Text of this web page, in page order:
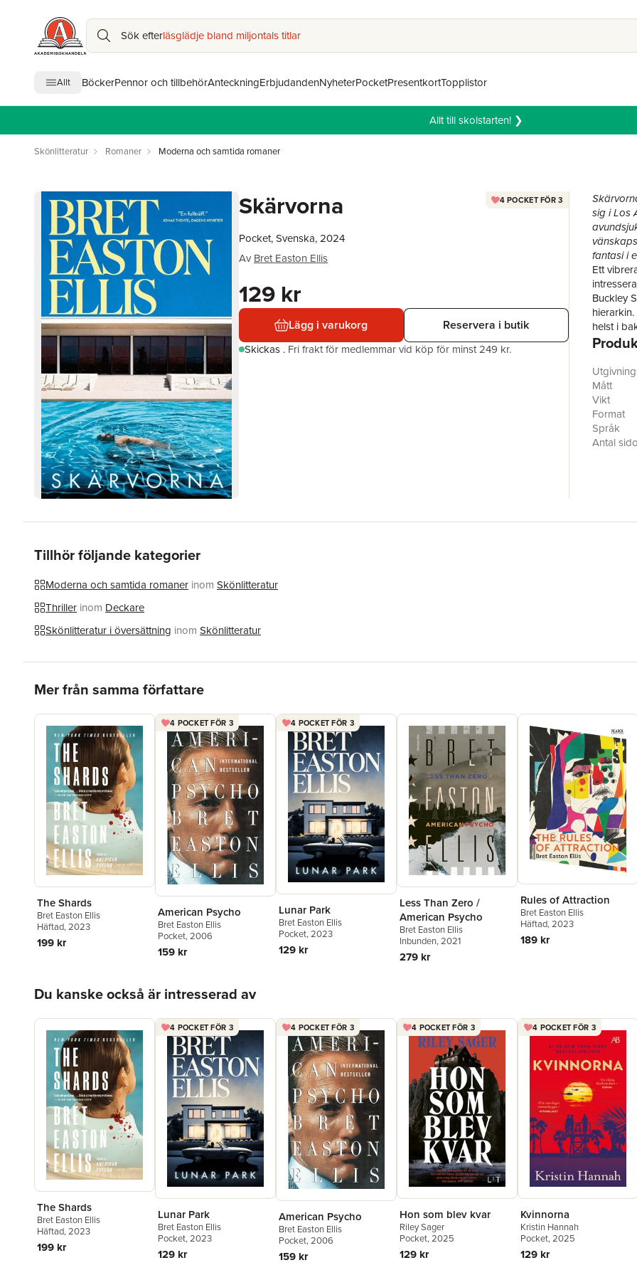
Sök efterläsglädje bland miljontals titlar
Allt BöckerPennor och tillbehörAnteckningErbjudandenNyheterPocketPresentkortTopplistor
Allt till skolstarten! ❯
Skönlitteratur Romaner Moderna och samtida romaner
Skärvorna 4 POCKET FÖR 3
Pocket, Svenska, 2024
Av Bret Easton Ellis
129 kr
Lägg i varukorg Reservera i butik
Skickas . Fri frakt för medlemmar vid köp för minst 249 kr.
sig i Los
fantasi i
Ett
Buckley
helst i
Robert
börjar
nya vän.
Det
Mått
Vikt
Format
Språk
Antal
Tillhör följande kategorier
Moderna och samtida romaner inom Skönlitteratur
Thriller inom Deckare
Skönlitteratur i översättning inom Skönlitteratur
Mer från samma författare
The Shards
Bret Easton Ellis
Häftad, 2023
199 kr
4 POCKET FÖR 3
American Psycho
Bret Easton Ellis
Pocket, 2006
159 kr
4 POCKET FÖR 3
Lunar Park
Bret Easton Ellis
Pocket, 2023
129 kr
Less Than Zero /
American Psycho
Bret Easton Ellis
Inbunden, 2021
279 kr
Rules of Attraction
Bret Easton Ellis
Häftad, 2023
189 kr
Du kanske också är intresserad av
The Shards
Bret Easton Ellis
Häftad, 2023
199 kr
4 POCKET FÖR 3
Lunar Park
Bret Easton Ellis
Pocket, 2023
129 kr
4 POCKET FÖR 3
American Psycho
Bret Easton Ellis
Pocket, 2006
159 kr
4 POCKET FÖR 3
Hon som blev kvar
Riley Sager
Pocket, 2025
129 kr
4 POCKET FÖR 3
Kvinnorna
Kristin Hannah
Pocket, 2025
129 kr